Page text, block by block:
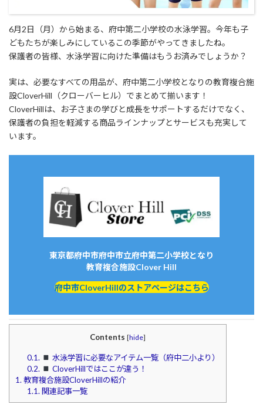
6月2日（月）から始まる、府中第二小学校の水泳学習。今年も子
どもたちが楽しみにしているこの季節がやってきましたね。
保護者の皆様、水泳学習に向けた準備はもうお済みでしょうか？
実は、必要なすべての用品が、府中第二小学校となりの教育複合施
設CloverHill（クローバーヒル）でまとめて揃います！
CloverHillは、お子さまの学びと成長をサポートするだけでなく、
保護者の負担を軽減する商品ラインナップとサービスも充実して
います。
東京都府中市府中市立府中第二小学校となり
教育複合施設Clover Hill
府中市CloverHillのストアページはこちら
Contents [hide]
0.1.
水泳学習に必要なアイテム一覧（府中二小より）
0.2.
CloverHillではここが違う！
1.教育複合施設CloverHillの紹介
1.1.関連記事一覧